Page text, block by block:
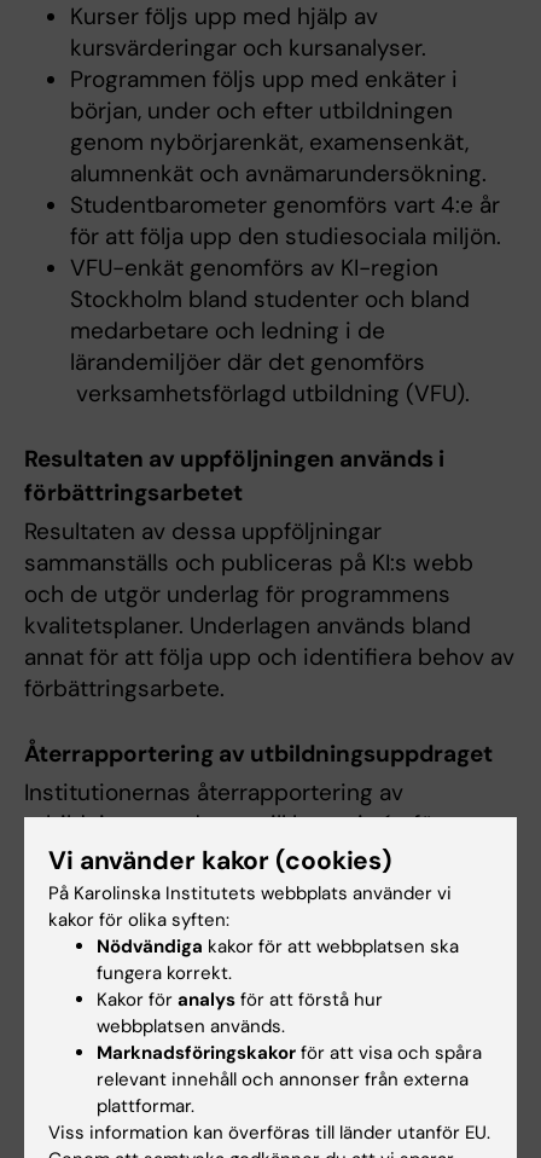
Kurser följs upp med hjälp av
kursvärderingar och kursanalyser.
Programmen följs upp med enkäter i
början, under och efter utbildningen
genom nybörjarenkät, examensenkät,
alumnenkät och avnämarundersökning.
Studentbarometer genomförs vart 4:e år
för att följa upp den studiesociala miljön.
VFU-enkät genomförs av KI-region
Stockholm bland studenter och bland
medarbetare och ledning ​​​​​​i de
lärandemiljöer där det genomförs
verksamhetsförlagd utbildning (VFU).
Resultaten av uppföljningen används i
förbättringsarbetet
Resultaten av dessa uppföljningar
sammanställs och publiceras på KI:s webb
och de utgör underlag för programmens
kvalitetsplaner. Underlagen används bland
annat för att följa upp och identifiera behov av
förbättringsarbete.
Återrapportering av utbildningsuppdraget
Institutionernas återrapportering av
utbildningsuppdraget till kommittén för
utbildning på grundnivå och avancerad nivå
genomförs varje år. Återrapporteringen
omfattar ett antal områden som bedömts vara
relevanta för återrapportering.
En viktig princip är att innehållet i
återrapporteringen ska täcka in alla relevanta
områden som är viktiga för hög kvalitet i
utbildningen så att kommittén för utbildning
på grundnivå och avancerad nivå inte behöver
Vi använder kakor (cookies)
På Karolinska Institutets webbplats använder vi
kakor för olika syften:
Nödvändiga kakor för att webbplatsen ska
fungera korrekt.
Kakor för analys för att förstå hur
webbplatsen används.
Marknadsföringskakor för att visa och spåra
relevant innehåll och annonser från externa
plattformar.
Viss information kan överföras till länder utanför EU.